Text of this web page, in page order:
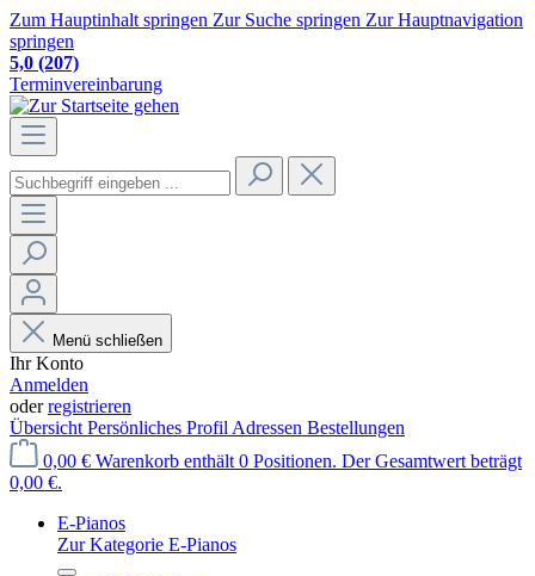
Zum Hauptinhalt springen Zur Suche springen Zur Hauptnavigation
springen
5,0 (207)
Terminvereinbarung
Menü schließen
Ihr Konto
Anmelden
oderregistrieren
Übersicht Persönliches Profil Adressen Bestellungen
0,00 € Warenkorb enthält 0 Positionen. Der Gesamtwert beträgt
0,00 €.
E-Pianos
Zur Kategorie E-Pianos